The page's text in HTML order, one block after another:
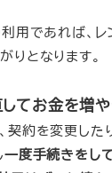
用であれば、レ
りとなります。
てお金を増や
契約を変更した
一度手続きをし